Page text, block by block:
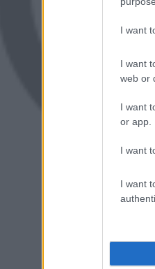
I want
I want
web or
I want
or app.
I want
I want